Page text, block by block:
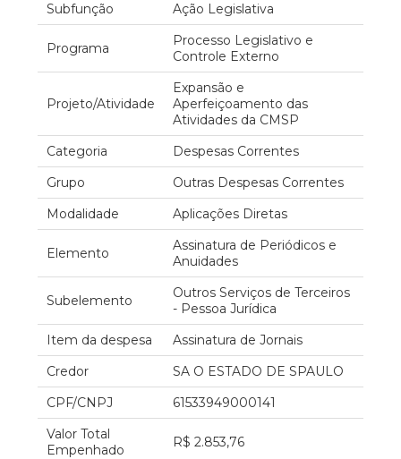
Subfunção
Ação Legislativa
Programa
Processo Legislativo e
Controle Externo
Projeto/Atividade
Expansão e
Aperfeiçoamento das
Atividades da CMSP
Categoria
Despesas Correntes
Grupo
Outras Despesas Correntes
Modalidade
Aplicações Diretas
Elemento
Assinatura de Periódicos e
Anuidades
Subelemento
Outros Serviços de Terceiros
- Pessoa Jurídica
Item da despesa
Assinatura de Jornais
Credor
SA O ESTADO DE SPAULO
CPF/CNPJ
61533949000141
Valor Total
Empenhado
R$ 2.853,76